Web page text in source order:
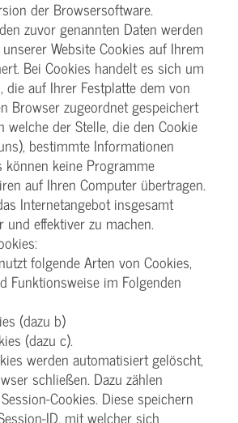
der Browsersoftware.
zuvor genannten Daten werden
Website Cookies auf Ihrem
Bei Cookies handelt es sich um
die auf Ihrer Festplatte dem von
Browser zugeordnet gespeichert
der Stelle, die den Cookie
bestimmte Informationen
können keine Programme
auf Ihren Computer übertragen.
Internetangebot insgesamt
effektiver zu machen.
folgende Arten von Cookies,
Funktionsweise im Folgenden
(dazu b)
(dazu c).
werden automatisiert gelöscht,
schließen. Dazu zählen
Cookies. Diese speichern
ID, mit welcher sich